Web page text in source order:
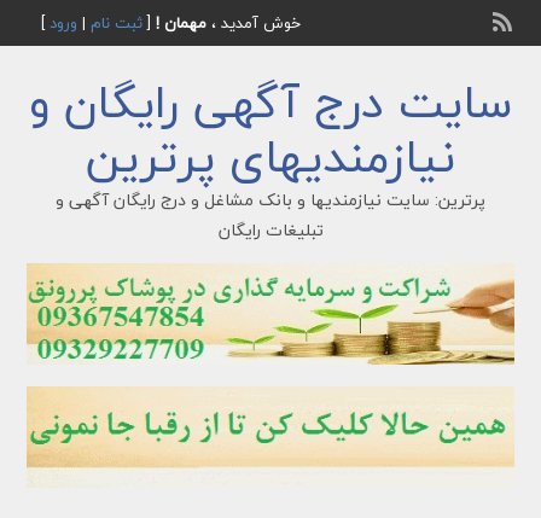
خوش آمدید ، مهمان ![ثبت نام | ورود]
سایت درج آگهی رایگان و
نیازمندیهای پرترین
پرترین: سایت نیازمندیها و بانک مشاغل و درج رایگان آگهی و
تبلیغات رایگان